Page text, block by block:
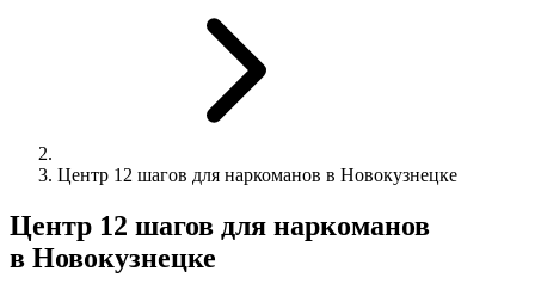
Центр 12 шагов для наркоманов в Новокузнецке
Центр 12 шагов для наркоманов
в Новокузнецке